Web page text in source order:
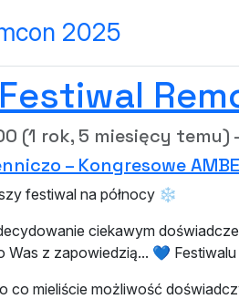
2025
Festiwal
(1 rok, 5 miesięcy temu)
– Kongresowe
festiwal na północy ❄️
ciekawym
Was z zapowiedzią... 💙
co mieliście możliwość